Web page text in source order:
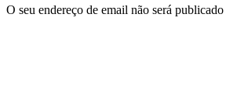
O seu endereço de email não será publicado